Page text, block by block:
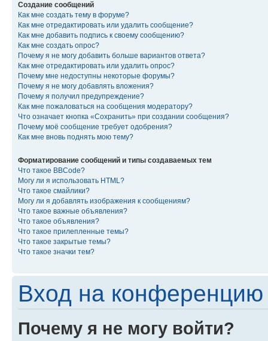
Создание сообщений
Как мне создать тему в форуме?
Как мне отредактировать или удалить сообщение?
Как мне добавить подпись к своему сообщению?
Как мне создать опрос?
Почему я не могу добавить больше вариантов ответа?
Как мне отредактировать или удалить опрос?
Почему мне недоступны некоторые форумы?
Почему я не могу добавлять вложения?
Почему я получил предупреждение?
Как мне пожаловаться на сообщения модератору?
Что означает кнопка «Сохранить» при создании сообщения?
Почему моё сообщение требует одобрения?
Как мне вновь поднять мою тему?
Форматирование сообщений и типы создаваемых тем
Что такое BBCode?
Могу ли я использовать HTML?
Что такое смайлики?
Могу ли я добавлять изображения к сообщениям?
Что такое важные объявления?
Что такое объявления?
Что такое прилепленные темы?
Что такое закрытые темы?
Что такое значки тем?
Вход на конференцию
Почему я не могу войти?